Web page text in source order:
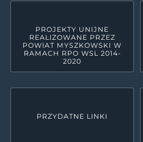
PROJEKTY UNIJNE
REALIZOWANE PRZEZ
POWIAT MYSZKOWSKI W
RAMACH RPO WSL 2014-
2020
PRZYDATNE LINKI